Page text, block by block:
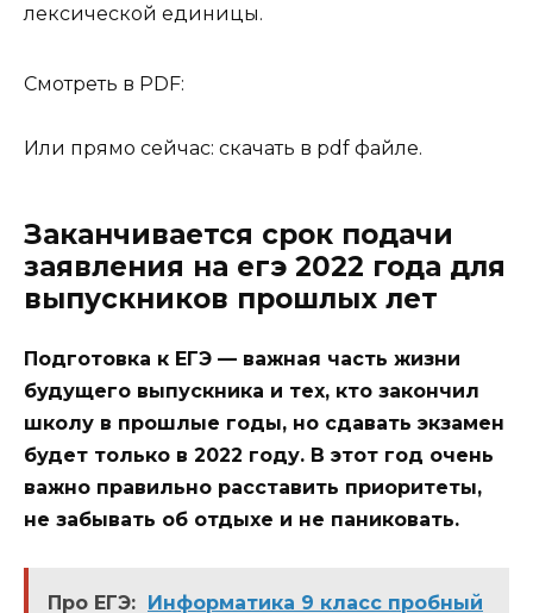
лексической единицы.
Смотреть в PDF:
Или прямо сейчас: cкачать в pdf файле.
Заканчивается срок подачи
заявления на егэ 2022 года для
выпускников прошлых лет
Подготовка к ЕГЭ — важная часть жизни
будущего выпускника и тех, кто закончил
школу в прошлые годы, но сдавать экзамен
будет только в 2022 году. В этот год очень
важно правильно расставить приоритеты,
не забывать об отдыхе и не паниковать.
Про ЕГЭ: Информатика 9 класс пробный